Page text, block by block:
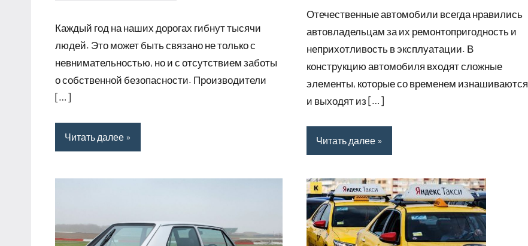
Каждый год на наших дорогах гибнут тысячи
людей. Это может быть связано не только с
невнимательностью, но и с отсутствием заботы
о собственной безопасности. Производители
[…]
Читать далее
Отечественные автомобили всегда нравились
автовладельцам за их ремонтопригодность и
неприхотливость в эксплуатации. В
конструкцию автомобиля входят сложные
элементы, которые со временем изнашиваются
и выходят из […]
Читать далее